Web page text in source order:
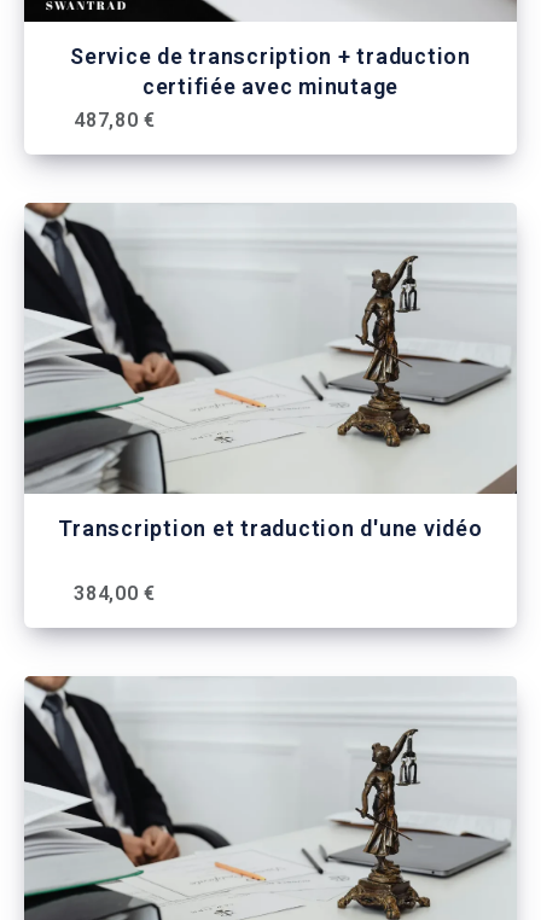
Service de transcription + traduction
certifiée avec minutage
487,80 €
Transcription et traduction d'une vidéo
384,00 €